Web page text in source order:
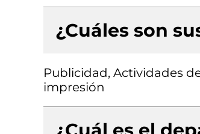
¿Cuáles son
Publicidad, Actividades
impresión